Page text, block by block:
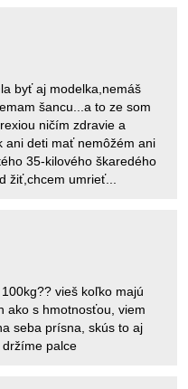
byť aj modelka,nemáš
šancu...a to ze som
ničím zdravie a
ani deti mať nemôžém ani
35-kilového škaredého
žiť,chcem umrieť...
vieš koľko majú
ako s hmotnosťou, viem
seba prísna, skús to aj
držíme palce